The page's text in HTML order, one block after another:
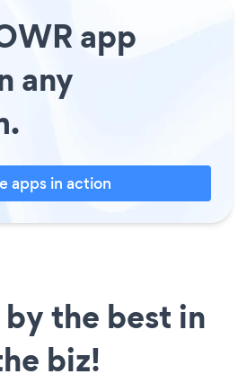
app
any
apps in action
the best in
biz!